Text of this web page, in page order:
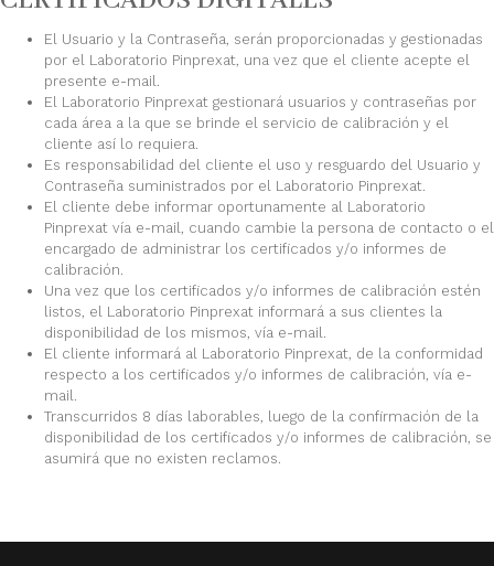
El Usuario y la Contraseña, serán proporcionadas y gestionadas
por el Laboratorio Pinprexat, una vez que el cliente acepte el
presente e-mail.
El Laboratorio Pinprexat gestionará usuarios y contraseñas por
cada área a la que se brinde el servicio de calibración y el
cliente así lo requiera.
Es responsabilidad del cliente el uso y resguardo del Usuario y
Contraseña suministrados por el Laboratorio Pinprexat.
El cliente debe informar oportunamente al Laboratorio
Pinprexat vía e-mail, cuando cambie la persona de contacto o el
encargado de administrar los certificados y/o informes de
calibración.
Una vez que los certificados y/o informes de calibración estén
listos, el Laboratorio Pinprexat informará a sus clientes la
disponibilidad de los mismos, vía e-mail.
El cliente informará al Laboratorio Pinprexat, de la conformidad
respecto a los certificados y/o informes de calibración, vía e-
mail.
Transcurridos 8 días laborables, luego de la confirmación de la
disponibilidad de los certificados y/o informes de calibración, se
asumirá que no existen reclamos.